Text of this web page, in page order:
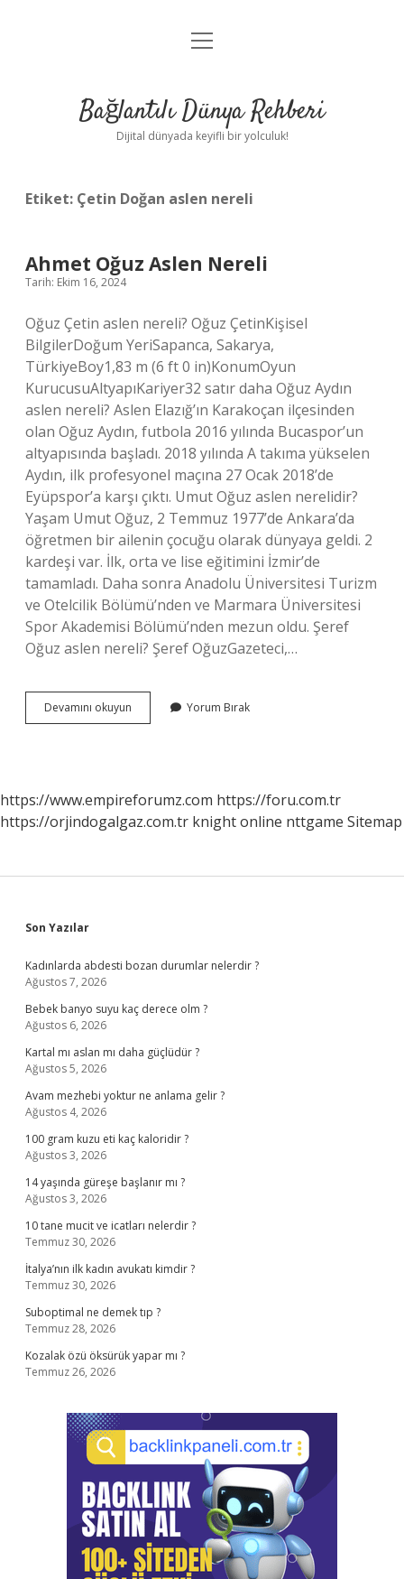
Anasayfa
Yasal Uyarı
menüyü
Bağlantılı Dünya Rehberi
Dijital dünyada keyifli bir yolculuk!
Etiket: Çetin Doğan aslen nereli
Ahmet Oğuz Aslen Nereli
Tarih: Ekim 16, 2024
Oğuz Çetin aslen nereli? Oğuz ÇetinKişisel
BilgilerDoğum YeriSapanca, Sakarya,
TürkiyeBoy1,83 m (6 ft 0 in)KonumOyun
KurucusuAltyapıKariyer32 satır daha Oğuz Aydın
aslen nereli? Aslen Elazığ’ın Karakoçan ilçesinden
olan Oğuz Aydın, futbola 2016 yılında Bucaspor’un
altyapısında başladı. 2018 yılında A takıma yükselen
Aydın, ilk profesyonel maçına 27 Ocak 2018’de
Eyüpspor’a karşı çıktı. Umut Oğuz aslen nerelidir?
Yaşam Umut Oğuz, 2 Temmuz 1977’de Ankara’da
öğretmen bir ailenin çocuğu olarak dünyaya geldi. 2
kardeşi var. İlk, orta ve lise eğitimini İzmir’de
tamamladı. Daha sonra Anadolu Üniversitesi Turizm
ve Otelcilik Bölümü’nden ve Marmara Üniversitesi
Spor Akademisi Bölümü’nden mezun oldu. Şeref
Oğuz aslen nereli? Şeref OğuzGazeteci,…
Devamını okuyun
Oğuz
Yorum Bırak
https://www.empireforumz.com https://foru.com.tr
https://orjindogalgaz.com.tr knight online nttgame Sitemap
Sidebar
Son Yazılar
Kadınlarda abdesti bozan durumlar nelerdir ?
Ağustos 7, 2026
Bebek banyo suyu kaç derece olm ?
Ağustos 6, 2026
Kartal mı aslan mı daha güçlüdür ?
Ağustos 5, 2026
Avam mezhebi yoktur ne anlama gelir ?
Ağustos 4, 2026
100 gram kuzu eti kaç kaloridir ?
Ağustos 3, 2026
14 yaşında güreşe başlanır mı ?
Ağustos 3, 2026
10 tane mucit ve icatları nelerdir ?
Temmuz 30, 2026
İtalya’nın ilk kadın avukatı kimdir ?
Temmuz 30, 2026
Suboptimal ne demek tıp ?
Temmuz 28, 2026
Kozalak özü öksürük yapar mı ?
Temmuz 26, 2026